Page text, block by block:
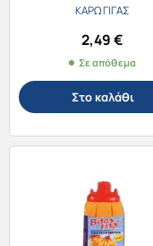
ΚΑΡΩ ΓΙΓΑΣ
2,49€
Σε απόθεμα
Στο καλάθι